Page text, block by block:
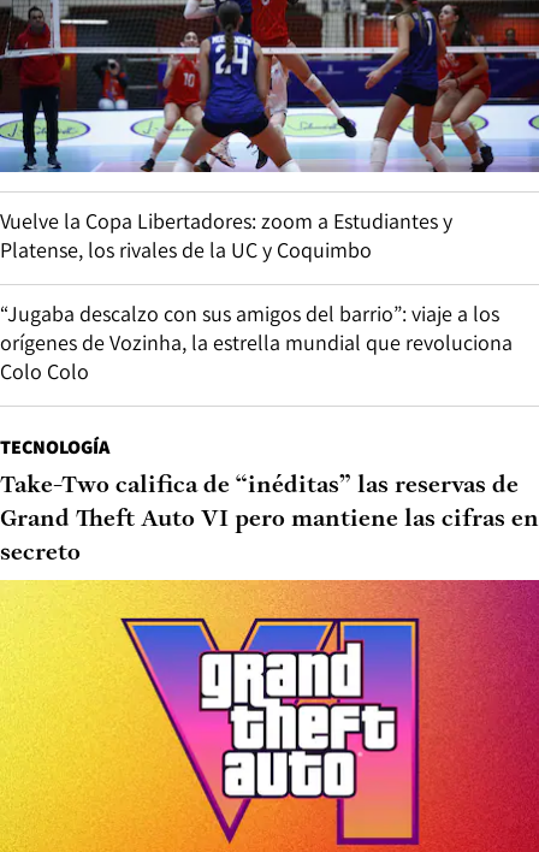
Vuelve la Copa Libertadores: zoom a Estudiantes y
Platense, los rivales de la UC y Coquimbo
“Jugaba descalzo con sus amigos del barrio”: viaje a los
orígenes de Vozinha, la estrella mundial que revoluciona
Colo Colo
TECNOLOGÍA
Take-Two califica de “inéditas” las reservas de
Grand Theft Auto VI pero mantiene las cifras en
secreto